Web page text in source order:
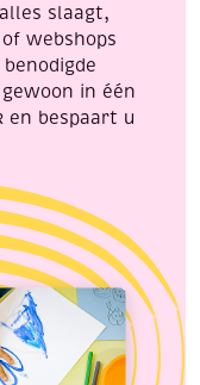
slaagt,
webshops
in één
en bespaart u